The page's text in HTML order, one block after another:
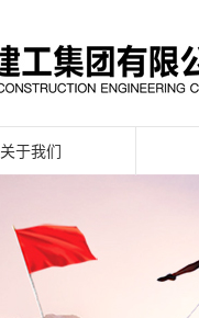
关于我们